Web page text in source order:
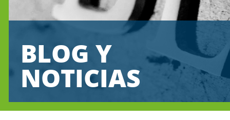
BLOG Y
NOTICIAS